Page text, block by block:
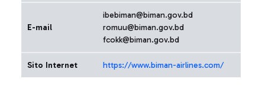
E-mail
ibebiman@biman.gov.bd
romuu@biman.gov.bd
fcokk@biman.gov.bd
Sito Internet https://www.biman-airlines.com/